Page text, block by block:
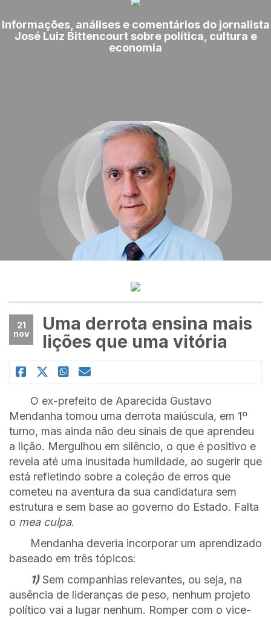
Informações, análises e comentários do jornalista
José Luiz Bittencourt sobre política, cultura e
economia
21
nov
Uma derrota ensina mais
lições que uma vitória
O ex-prefeito de Aparecida Gustavo
Mendanha tomou uma derrota maiúscula, em 1º
turno, mas ainda não deu sinais de que aprendeu
a lição. Mergulhou em silêncio, o que é positivo e
revela até uma inusitada humildade, ao sugerir que
está refletindo sobre a coleção de erros que
cometeu na aventura da sua candidatura sem
estrutura e sem base ao governo do Estado. Falta
o mea culpa.
Mendanha deveria incorporar um aprendizado
baseado em três tópicos:
1)Sem companhias relevantes, ou seja, na
ausência de lideranças de peso, nenhum projeto
político vai a lugar nenhum. Romper com o vice-